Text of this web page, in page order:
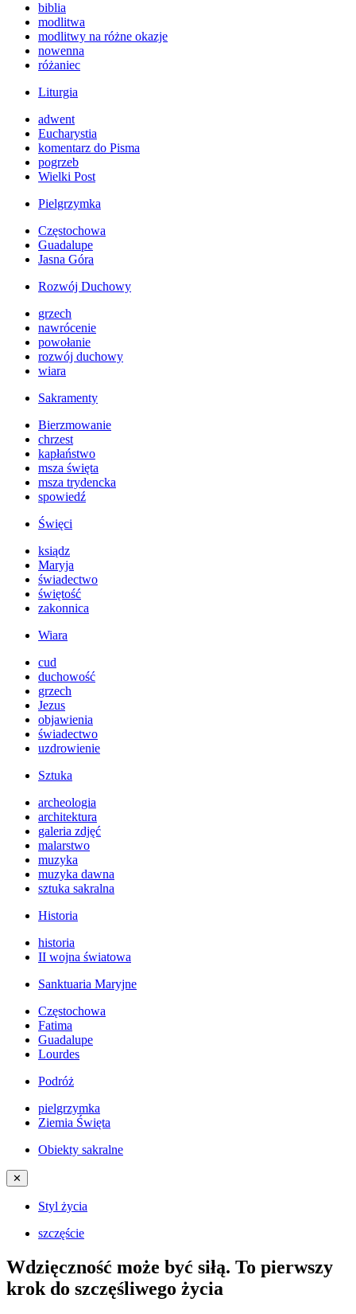
biblia
modlitwa
modlitwy na różne okazje
nowenna
różaniec
Liturgia
adwent
Eucharystia
komentarz do Pisma
pogrzeb
Wielki Post
Pielgrzymka
Częstochowa
Guadalupe
Jasna Góra
Rozwój Duchowy
grzech
nawrócenie
powołanie
rozwój duchowy
wiara
Sakramenty
Bierzmowanie
chrzest
kapłaństwo
msza święta
msza trydencka
spowiedź
Święci
ksiądz
Maryja
świadectwo
świętość
zakonnica
Wiara
cud
duchowość
grzech
Jezus
objawienia
świadectwo
uzdrowienie
Sztuka
archeologia
architektura
galeria zdjęć
malarstwo
muzyka
muzyka dawna
sztuka sakralna
Historia
historia
II wojna światowa
Sanktuaria Maryjne
Częstochowa
Fatima
Guadalupe
Lourdes
Podróż
pielgrzymka
Ziemia Święta
Obiekty sakralne
✕
Styl życia
szczęście
Wdzięczność może być siłą. To pierwszy
krok do szczęśliwego życia